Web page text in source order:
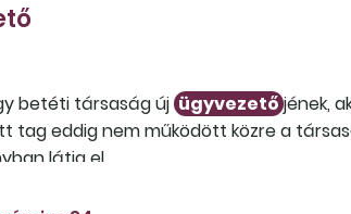
betéti társaság új ügyvezető jének,
eddig nem működött közre a
látja el.